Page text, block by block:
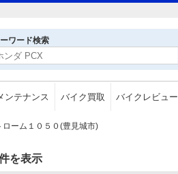
ワード検索
ンテナンス バイク買取 バイクレビュー
ーム１０５０(豊見城市)
を表示